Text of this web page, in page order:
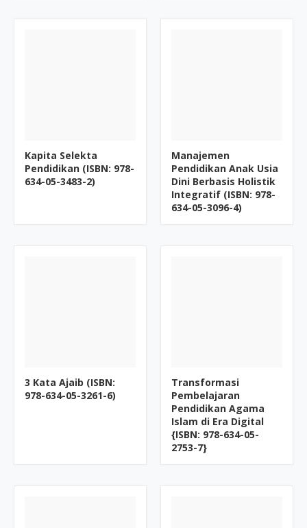
Kapita Selekta
Pendidikan (ISBN: 978-
634-05-3483-2)
Manajemen
Pendidikan Anak Usia
Dini Berbasis Holistik
Integratif (ISBN: 978-
634-05-3096-4)
3 Kata Ajaib (ISBN:
978-634-05-3261-6)
Transformasi
Pembelajaran
Pendidikan Agama
Islam di Era Digital
{ISBN: 978-634-05-
2753-7}